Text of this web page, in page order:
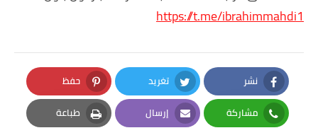
https://t.me/ibrahimmahdi1
نشر
Facebook
تغريد
Twitter
حفظ
Pinterest
مشاركة
Whatsapp
إرسال
Email
طباعة
Print